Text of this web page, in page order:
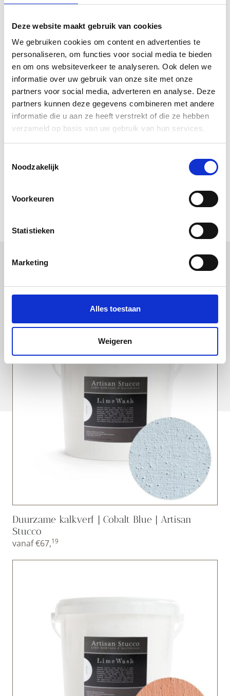
Deze website maakt gebruik van cookies
We gebruiken cookies om content en advertenties te
personaliseren, om functies voor social media te bieden
en om ons websiteverkeer te analyseren. Ook delen we
informatie over uw gebruik van onze site met onze
partners voor social media, adverteren en analyse. Deze
partners kunnen deze gegevens combineren met andere
informatie die u aan ze heeft verstrekt of die ze hebben
verzameld op basis van uw gebruik van hun services.
Noodzakelijk
Voorkeuren
Statistieken
Marketing
Alles toestaan
Weigeren
Door gebruik te maken van dezelfde ingrediënten,
weleer verschilt uw kalkverf of pleisterwerk in niets
behalve de leeftijd van dat in de Sixtijnse kapel, de
Romeinse villa’s van Pompeii of de paleizen van
Alhambra.
Zij maken hun verven en mortels op bestelling voor u,
in hun atelier in Delft. Met een klein team en zonder
grote machines.
Bekijk ook onze anderemuurverven.
Downloads
Gebruiksaanwijzing LimeWash/Kalkverf (pdf)
Instructions LimeWash (pdf)
Duurzame kalkverf | Cobalt Blue | Artisan
Stucco
vanaf€67,19